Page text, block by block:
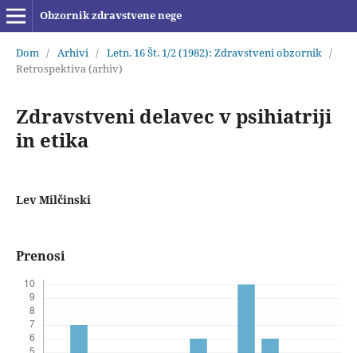
Obzornik zdravstvene nege
Dom / Arhivi / Letn. 16 Št. 1/2 (1982): Zdravstveni obzornik /
Retrospektiva (arhiv)
Zdravstveni delavec v psihiatriji
in etika
Lev Milčinski
Prenosi